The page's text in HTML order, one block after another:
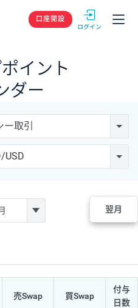
GMOクリック
口座開設
イント
ダー
取引
USD
翌月
売Swap 買Swap
付与
日数